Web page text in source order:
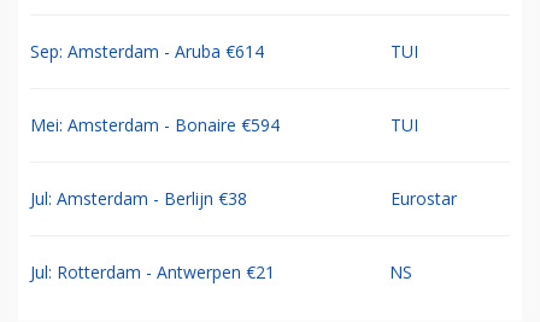
Sep: Amsterdam - Aruba €614 TUI
Mei: Amsterdam - Bonaire €594 TUI
Jul: Amsterdam - Berlijn €38 Eurostar
Jul: Rotterdam - Antwerpen €21 NS